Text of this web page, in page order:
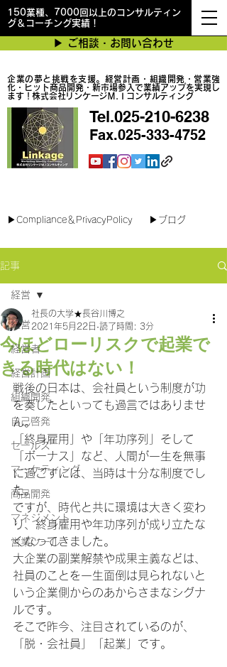
150業種、7000回以上のコンサルティン
グ＆コーチング実績！
企業の夢と挑戦を支援。経営計画・組織開発・営業強
化・ヒット商品開発・新市場参入で業績アップを実現し
ます！株式会社リンケージＭ.Ｉコンサルティング
▶︎ ご相談・お問い合わせ
Tel.025-210-6238
Fax.025-333-4752
▶︎Compliance＆PrivacyPolicy ▶︎ブログ
記事
経営
経営者
経営計画
組織開発
自己啓発
セールス
マーケティング
商品開発
マネジメント
営業ツール
経営
今ほどローリスクで起業で
きる時代はない！
社長の大学★長谷川博之
2021年5月22日 読了時間: 3分
戦後の日本は、会社員という制度が功
を奏したといっても過言ではありませ
ん。
「終身雇用」や「年功序列」そして
「ボーナス」など、人間が一生を無事
に過ごすには、当時は十分な制度でし
た。
ですが、時代と共に環境は大きく変わ
り、終身雇用や年功序列が成り立たな
くなってきました。
大企業の副業解禁や成果主義などは、
社員のことを一生面倒は見られないと
いう企業側からのあからさまなシグナ
ルです。
そこで昨今、注目されているのが、
「脱・会社員」「起業」です。